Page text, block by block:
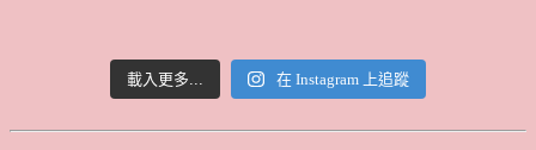
載入更多... 在 Instagram 上追蹤